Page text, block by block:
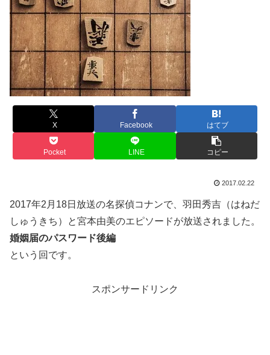
X Facebook はてブ
Pocket LINE コピー
2017.02.22
2017年2月18日放送の名探偵コナンで、羽田秀吉（はねだ
しゅうきち）と宮本由美のエピソードが放送されました。
婚姻届のパスワード後編
という回です。
スポンサードリンク